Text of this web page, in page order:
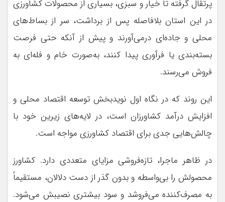
پرتقال گرفته تا خیار و سبزی، بسیاری از محصولات کشاورزی
در این استان بلافاصله پس از برداشت، سر از بساط‌های
محلی و جاده‌ای درمی‌آورند و پیش از آنکه حتی فرصت
بسته‌بندی یا فرآوری پیدا کنند، به‌صورت خام و فله‌ای به
فروش می‌رسند.
این روند که در نگاه اول نویدبخش توسعه اقتصاد محلی و
افزایش درآمد کشاورزان است، در لایه‌های زیرین خود با
چالش‌هایی جدی برای اقتصاد کشاورزی مواجه است.
در ظاهر ماجرا، تازه‌فروشی مزایای متعددی دارد. کشاورز
محصولش را بی‌واسطه و بدون گذر از دست دلالان، مستقیماً
به مصرف‌کننده می‌فروشد و سود بیشتری نصیبش می‌شود.